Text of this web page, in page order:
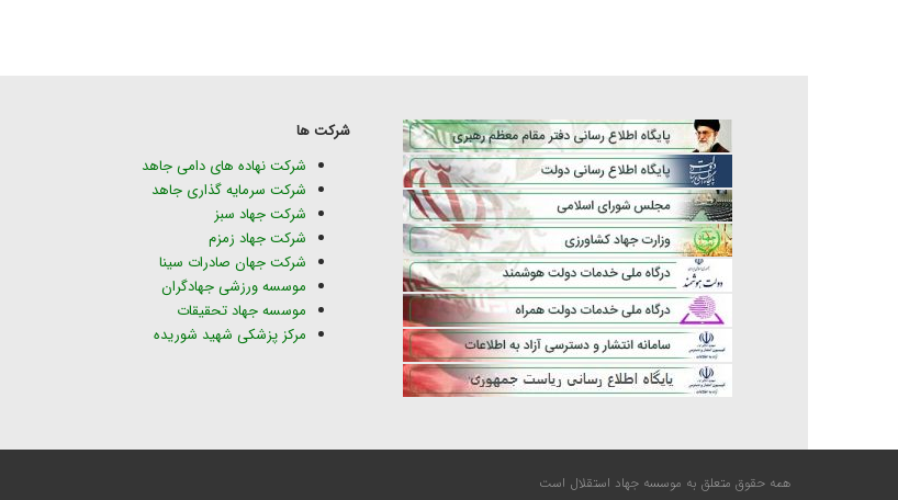
شرکت ها
شرکت نهاده های دامی جاهد
شرکت سرمایه گذاری جاهد
شرکت جهاد سبز
شرکت جهاد زمزم
شرکت جهان صادرات سینا
موسسه ورزشی جهادگران
موسسه جهاد تحقیقات
مرکز پزشکی شهید شوریده
همه حقوق متعلق به موسسه جهاد استقلال است